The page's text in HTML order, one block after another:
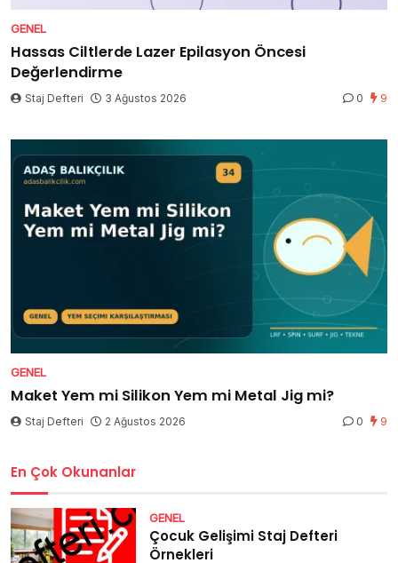
GENEL
Hassas Ciltlerde Lazer Epilasyon Öncesi
Değerlendirme
Staj Defteri 3 Ağustos 2026 0 9
GENEL
Maket Yem mi Silikon Yem mi Metal Jig mi?
Staj Defteri 2 Ağustos 2026 0 9
En Çok Okunanlar
GENEL
Çocuk Gelişimi Staj Defteri
Örnekleri